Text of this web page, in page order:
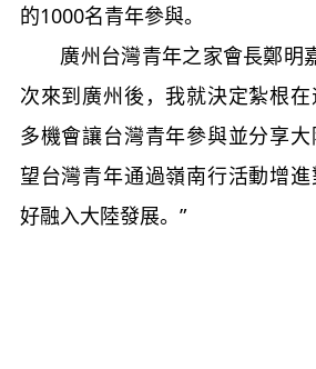
的1000名青年參與。
廣州台灣青年之家會長鄭明
次來到廣州後，我就決定紮根
多機會讓台灣青年參與並分享
望台灣青年通過嶺南行活動增
好融入大陸發展。”